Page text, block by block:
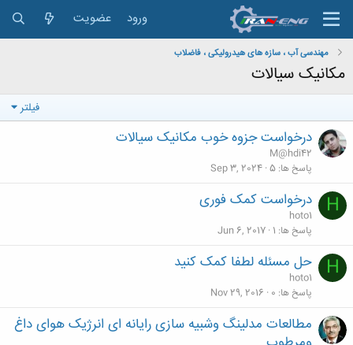
ورود عضویت
مهندسی آب ، سازه های هیدرولیکی ، فاضلاب
مکانیک سیالات
فیلتر
درخواست جزوه خوب مکانیک سیالات
M@hdi42
پاسخ ها 5
Sep 3, 2024
H درخواست کمک فوری
hoto1
پاسخ ها 1
Jun 6, 2017
H حل مسئله لطفا کمک کنید
hoto1
پاسخ ها 0
Nov 29, 2016
مطالعات مدلینگ وشبیه سازی رایانه ای انرژیک هوای داغ